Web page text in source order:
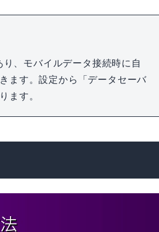
、モバイルデータ接続時に自
ます。設定から「データセーバ
ます。